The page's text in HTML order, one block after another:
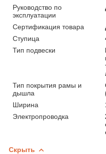
Руководство по
эксплуатации
Сертификация товара
Ступица
Тип подвески
Тип покрытия рамы и
дышла
Ширина
Электропроводка
Скрыть